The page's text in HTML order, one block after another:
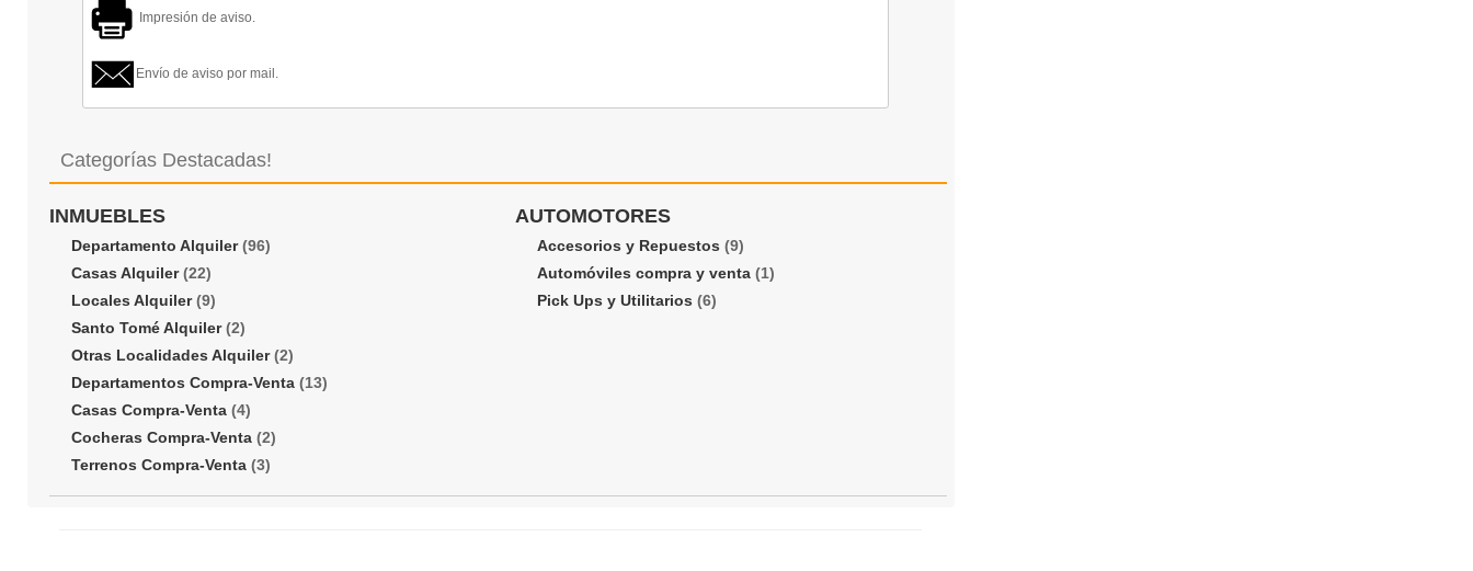
Impresión de aviso.
Envío de aviso por mail.
Categorías Destacadas!
INMUEBLES
Departamento Alquiler(96)
Casas Alquiler(22)
Locales Alquiler(9)
Santo Tomé Alquiler(2)
Otras Localidades Alquiler(2)
Departamentos Compra-Venta (13)
Casas Compra-Venta (4)
Cocheras Compra-Venta (2)
Terrenos Compra-Venta (3)
AUTOMOTORES
Accesorios y Repuestos (9)
Automóviles compra y venta(1)
Pick Ups y Utilitarios (6)